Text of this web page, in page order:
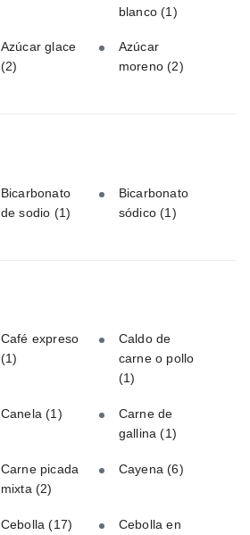
blanco(1)
Azúcar glace
(2)
Azúcar
moreno(2)
Bicarbonato
de sodio (1)
Bicarbonato
sódico(1)
Café expreso
(1)
Caldo de
carne o pollo
(1)
Canela(1)
Carne de
gallina(1)
Carne picada
mixta (2)
Cayena(6)
Cebolla(17)
Cebolla en